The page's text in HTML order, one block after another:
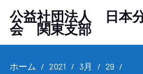
公益社団法人 日本
会 関東支部
ホーム 2021 3月
29